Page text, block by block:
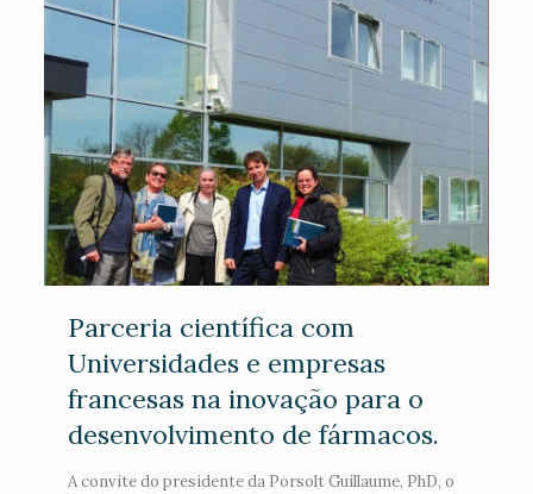
Parceria científica com
Universidades e empresas
francesas na inovação para o
desenvolvimento de fármacos.
A convite do presidente da Porsolt Guillaume, PhD, o